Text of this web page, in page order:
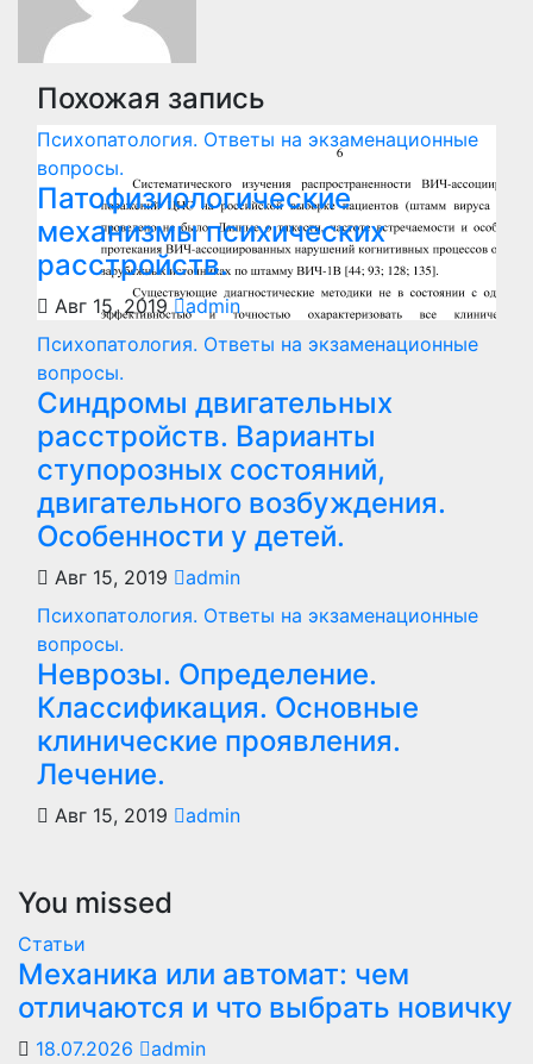
Похожая запись
Психопатология. Ответы на экзаменационные
вопросы.
Патофизиологические
механизмы психических
расстройств.
Авг 15, 2019 admin
Психопатология. Ответы на экзаменационные
вопросы.
Синдромы двигательных
расстройств. Варианты
ступорозных состояний,
двигательного возбуждения.
Особенности у детей.
Авг 15, 2019
admin
Психопатология. Ответы на экзаменационные
вопросы.
Неврозы. Определение.
Классификация. Основные
клинические проявления.
Лечение.
Авг 15, 2019 admin
You missed
Статьи
Механика или автомат: чем
отличаются и что выбрать новичку
18.07.2026
admin